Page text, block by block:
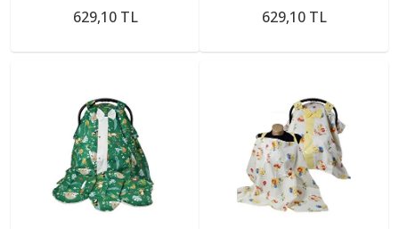
629,10 TL 629,10 TL